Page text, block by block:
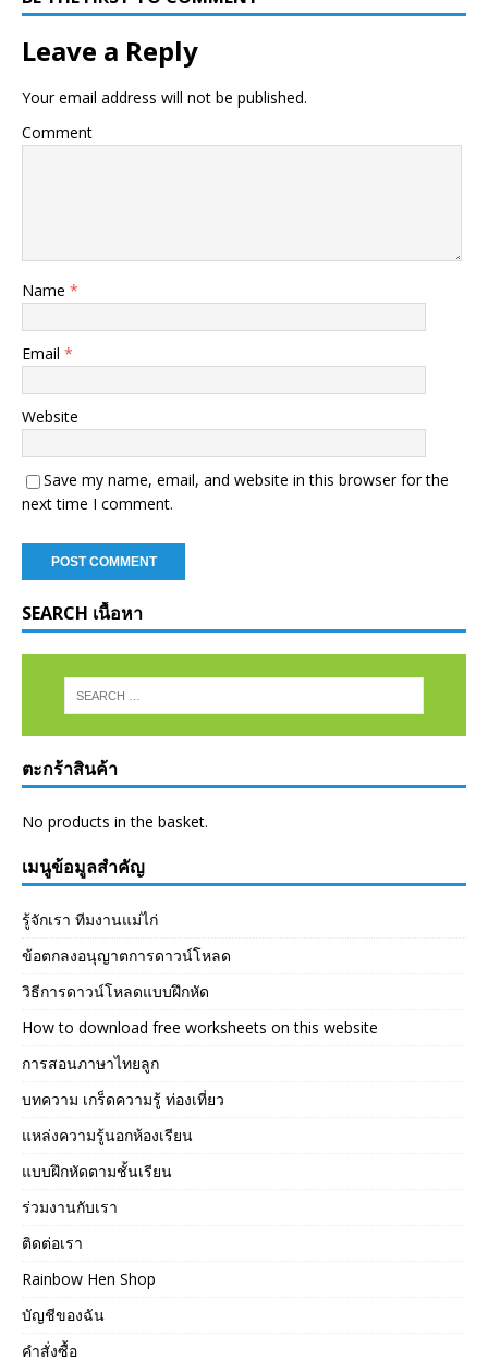
Leave a Reply
Your email address will not be published.
Comment
Name *
Email *
Website
Save my name, email, and website in this browser for the
next time I comment.
SEARCH เนื้อหา
ตะกร้าสินค้า
No products in the basket.
เมนูข้อมูลสำคัญ
รู้จักเรา ทีมงานแม่ไก่
ข้อตกลงอนุญาตการดาวน์โหลด
วิธีการดาวน์โหลดแบบฝึกหัด
How to download free worksheets on this website
การสอนภาษาไทยลูก
บทความ เกร็ดความรู้ ท่องเที่ยว
แหล่งความรู้นอกห้องเรียน
แบบฝึกหัดตามชั้นเรียน
ร่วมงานกับเรา
ติดต่อเรา
Rainbow Hen Shop
บัญชีของฉัน
คำสั่งซื้อ